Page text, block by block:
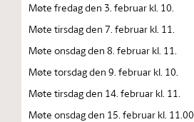
Møte fredag den 3. februar kl. 10.
Møte tirsdag den 7. februar kl. 11.
Møte onsdag den 8. februar kl. 11.
Møte torsdag den 9. februar kl. 10.
Møte tirsdag den 14. februar kl. 11.
Møte onsdag den 15. februar kl. 11.00